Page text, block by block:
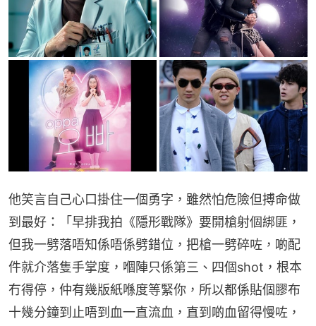
他笑言自己心口掛住一個勇字，雖然怕危險但搏命做
到最好：「早排我拍《隱形戰隊》要開槍射個綁匪，
但我一劈落唔知係唔係劈錯位，把槍一劈碎咗，啲配
件就介落隻手掌度，嗰陣只係第三、四個shot，根本
冇得停，仲有幾版紙喺度等緊你，所以都係貼個膠布
十幾分鐘到止唔到血一直流血，直到啲血留得慢咗，